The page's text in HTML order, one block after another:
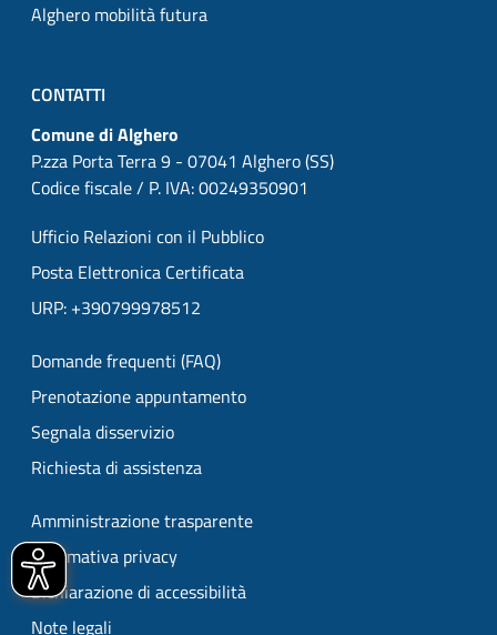
Alghero mobilità futura
CONTATTI
Comune di Alghero
P.zza Porta Terra 9 - 07041 Alghero (SS)
Codice fiscale / P. IVA: 00249350901
Ufficio Relazioni con il Pubblico
Posta Elettronica Certificata
URP: +390799978512
Domande frequenti (FAQ)
Prenotazione appuntamento
Segnala disservizio
Richiesta di assistenza
Amministrazione trasparente
Informativa privacy
Dichiarazione di accessibilità
Note legali